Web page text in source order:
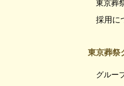
東京葬
採用に
東京葬祭
グルー